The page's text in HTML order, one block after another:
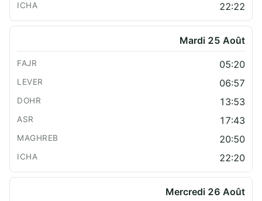
22:22
Mardi 25 Août
05:20
06:57
13:53
17:43
20:50
22:20
Mercredi 26 Août